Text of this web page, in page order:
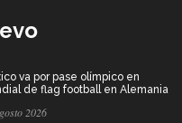
va por pase olímpico en
de flag football en Alemania
2026